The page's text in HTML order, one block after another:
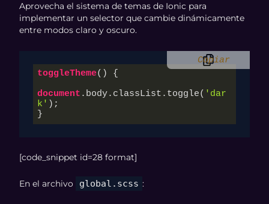
Aprovecha el sistema de temas de Ionic para
implementar un selector que cambie dinámicamente
entre modos claro y oscuro.
Copiar
toggleTheme() {
document .body.classList .toggle( 'dar
k' );
}
[code_snippet id=28 format]
En el archivo global.scss :